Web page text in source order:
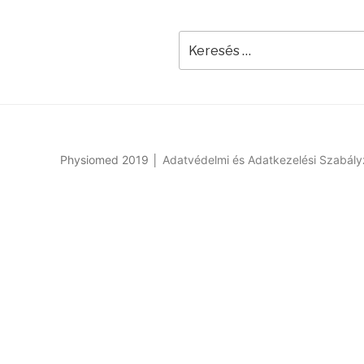
Physiomed 2019 │ Adatvédelmi és Adatkezelési